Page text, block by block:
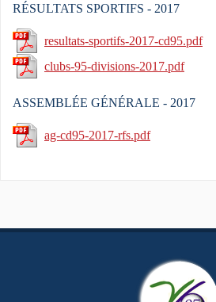
RÉSULTATS SPORTIFS - 2017
resultats-sportifs-2017-cd95.pdf
clubs-95-divisions-2017.pdf
ASSEMBLÉE GÉNÉRALE - 2017
ag-cd95-2017-rfs.pdf